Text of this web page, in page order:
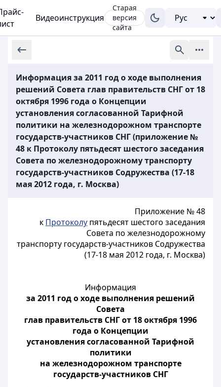
Видеоинструкция
Старая
версия
сайта
Информация за 2011 год о ходе выполнения
решений Совета глав правительств СНГ от 18
октября 1996 года о Концепции
установления согласованной Тарифной
политики на железнодорожном транспорте
государств-участников СНГ (приложение №
48 к Протоколу пятьдесят шестого заседания
Совета по железнодорожному транспорту
государств-участников Содружества (17-18
мая 2012 года, г. Москва)
Приложение № 48
к Протоколу пятьдесят шестого заседания
Совета по железнодорожному
транспорту государств-участников Содружества
(17-18 мая 2012 года, г. Москва)
Информация
за 2011 год о ходе выполнения решений
Совета
глав правительств СНГ от 18 октября 1996
года о Концепции
установления согласованной Тарифной
политики
на железнодорожном транспорте
государств-участников СНГ